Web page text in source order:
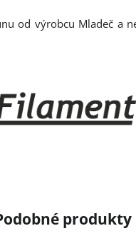
od výrobcu Mladeč a